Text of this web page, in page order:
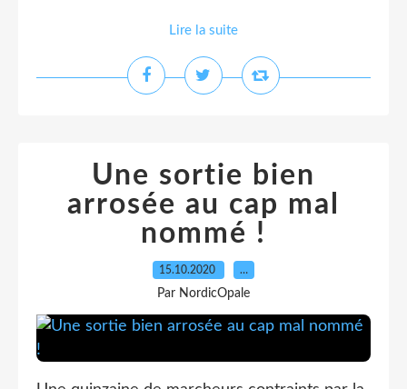
Lire la suite
Une sortie bien
arrosée au cap mal
nommé !
15.10.2020 …
Par NordicOpale